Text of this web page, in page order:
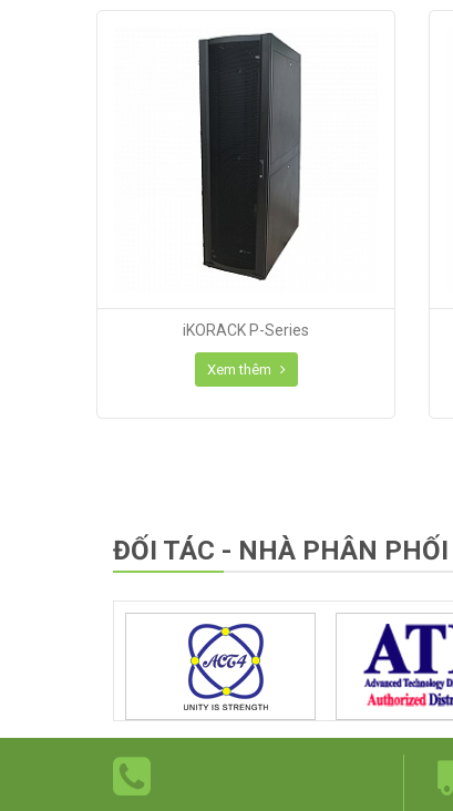
iKORACK P-Series
Xem thêm
ĐỐI TÁC - NHÀ PHÂN PHỐI